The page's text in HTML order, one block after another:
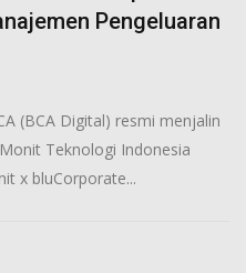
Pengeluaran
(BCA Digital) resmi menjalin
Teknologi Indonesia
x bluCorporate...